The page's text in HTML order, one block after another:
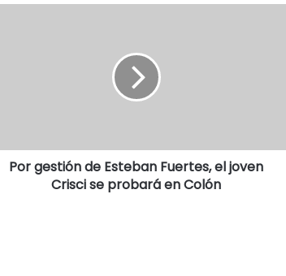
Por gestión de Esteban Fuertes, el joven
Crisci se probará en Colón